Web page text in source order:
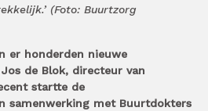
(Foto: Buurtzorg
er honderden nieuwe
de Blok, directeur van
startte de
samenwerking met Buurtdokters